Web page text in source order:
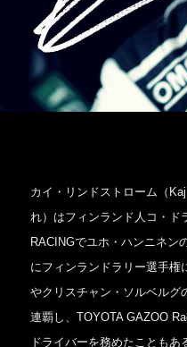
カイ・リンドストローム（
れ）はフィンランド人コ・ド
RACINGでユホ・ハンニネン
にフィンランドラリー選手権
やクリスチャン・ソルベルグ
連覇し、TOYOTA GAZOO
ドライバーを務めたことも